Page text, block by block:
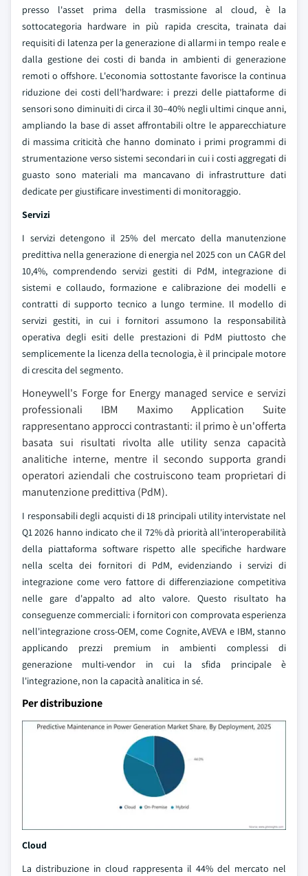
presso l'asset prima della trasmissione al cloud, è la
sottocategoria hardware in più rapida crescita, trainata dai
requisiti di latenza per la generazione di allarmi in tempo reale e
dalla gestione dei costi di banda in ambienti di generazione
remoti o offshore. L'economia sottostante favorisce la continua
riduzione dei costi dell'hardware: i prezzi delle piattaforme di
sensori sono diminuiti di circa il 30–40% negli ultimi cinque anni,
ampliando la base di asset affrontabili oltre le apparecchiature
di massima criticità che hanno dominato i primi programmi di
strumentazione verso sistemi secondari in cui i costi aggregati di
guasto sono materiali ma mancavano di infrastrutture dati
dedicate per giustificare investimenti di monitoraggio.
Servizi
I servizi detengono il 25% del mercato della manutenzione
predittiva nella generazione di energia nel 2025 con un CAGR del
10,4%, comprendendo servizi gestiti di PdM, integrazione di
sistemi e collaudo, formazione e calibrazione dei modelli e
contratti di supporto tecnico a lungo termine. Il modello di
servizi gestiti, in cui i fornitori assumono la responsabilità
operativa degli esiti delle prestazioni di PdM piuttosto che
semplicemente la licenza della tecnologia, è il principale motore
di crescita del segmento.
Honeywell's Forge for Energy managed service e servizi
professionali IBM Maximo Application Suite
rappresentano approcci contrastanti: il primo è un'offerta
basata sui risultati rivolta alle utility senza capacità
analitiche interne, mentre il secondo supporta grandi
operatori aziendali che costruiscono team proprietari di
manutenzione predittiva (PdM).
I responsabili degli acquisti di 18 principali utility intervistate nel
Q1 2026 hanno indicato che il 72% dà priorità all'interoperabilità
della piattaforma software rispetto alle specifiche hardware
nella scelta dei fornitori di PdM, evidenziando i servizi di
integrazione come vero fattore di differenziazione competitiva
nelle gare d'appalto ad alto valore. Questo risultato ha
conseguenze commerciali: i fornitori con comprovata esperienza
nell'integrazione cross-OEM, come Cognite, AVEVA e IBM, stanno
applicando prezzi premium in ambienti complessi di
generazione multi-vendor in cui la sfida principale è
l'integrazione, non la capacità analitica in sé.
Per distribuzione
Cloud
La distribuzione in cloud rappresenta il 44% del mercato nel